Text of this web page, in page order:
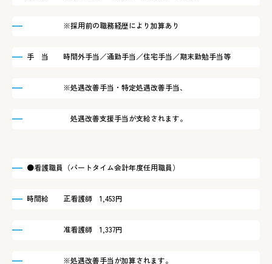
※採用前の職務経歴により加算あり
手 当 時間外手当／通勤手当／住宅手当／期末勤勉手当等
※処遇改善手当・特定処遇改善手当、
処遇改善支援手当が支給されます。
●看護職員（パートタイム会計年度任用職員）
時間給 正看護師 1,453円
准看護師 1,337円
※処遇改善手当が加算されます。